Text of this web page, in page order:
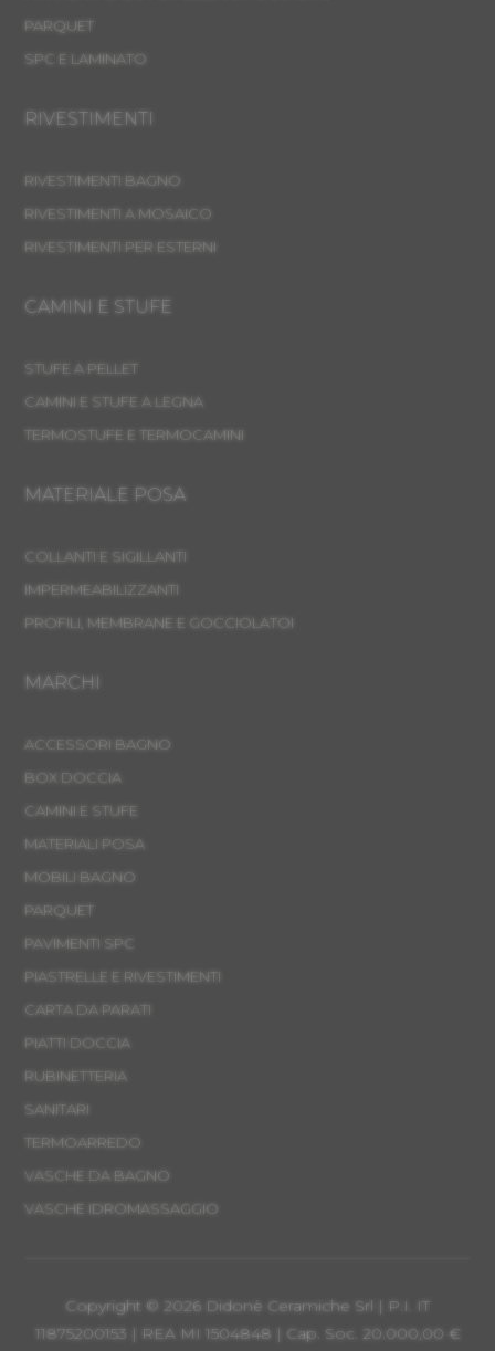
PARQUET
SPC E LAMINATO
RIVESTIMENTI
RIVESTIMENTI BAGNO
RIVESTIMENTI A MOSAICO
RIVESTIMENTI PER ESTERNI
CAMINI E STUFE
STUFE A PELLET
CAMINI E STUFE A LEGNA
TERMOSTUFE E TERMOCAMINI
MATERIALE POSA
COLLANTI E SIGILLANTI
IMPERMEABILIZZANTI
PROFILI, MEMBRANE E GOCCIOLATOI
MARCHI
ACCESSORI BAGNO
BOX DOCCIA
CAMINI E STUFE
MATERIALI POSA
MOBILI BAGNO
PARQUET
PAVIMENTI SPC
PIASTRELLE E RIVESTIMENTI
CARTA DA PARATI
PIATTI DOCCIA
RUBINETTERIA
SANITARI
TERMOARREDO
VASCHE DA BAGNO
VASCHE IDROMASSAGGIO
Copyright © 2026 Didonè Ceramiche Srl | P.I. IT
11875200153 | REA MI 1504848 | Cap. Soc. 20.000,00 €